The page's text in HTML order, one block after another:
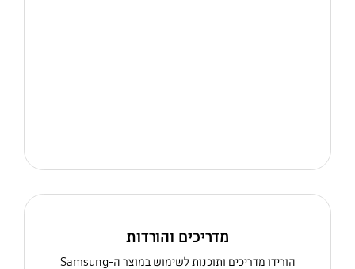
מדריכים והורדות
הורידו מדריכים ותוכנות לשימוש במוצר ה-Samsung